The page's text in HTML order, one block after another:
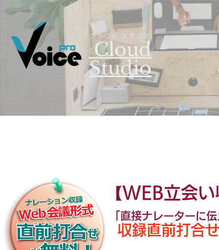
Cloud
Studio
​クラウド スタジオ
【WEB立会い
「直接ナレーターに
収録直前打合